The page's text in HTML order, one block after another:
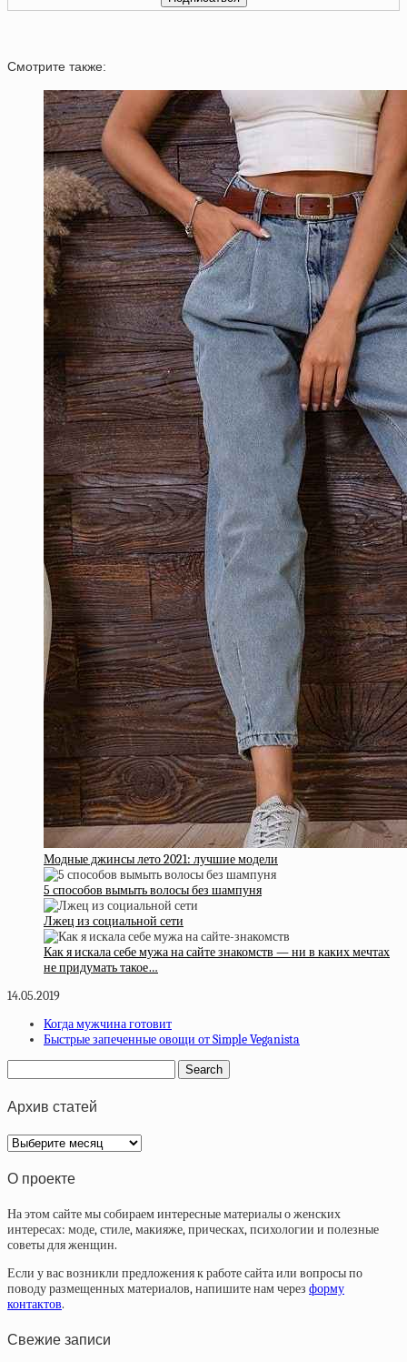
Смотрите также:
Модные джинсы лето 2021: лучшие модели
5 способов вымыть волосы без шампуня
Лжец из социальной сети
Как я искала себе мужа на сайте знакомств — ни в каких мечтах
не придумать такое…
14.05.2019
Когда мужчина готовит
Быстрые запеченные овощи от Simple Veganista
Архив статей
Архив
статей
О проекте
На этом сайте мы собираем интересные материалы о женских
интересах: моде, стиле, макияже, прическах, психологии и полезные
советы для женщин.
Если у вас возникли предложения к работе сайта или вопросы по
поводу размещенных материалов, напишите нам через форму
контактов.
Свежие записи